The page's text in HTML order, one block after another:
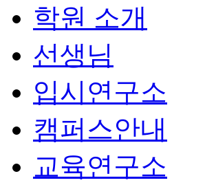
학원 소개
선생님
입시연구소
캠퍼스안내
교육연구소